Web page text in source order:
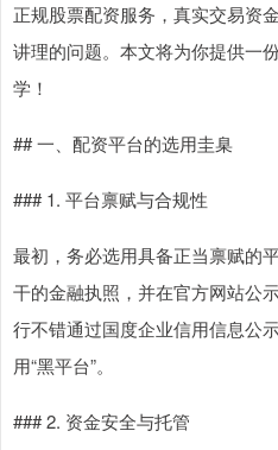
正规股票配资服务，真实交易资
讲理的问题。本文将为你提供一
学！
## 一、配资平台的选用圭臬
### 1. 平台禀赋与合规性
最初，务必选用具备正当禀赋的
干的金融执照，并在官方网站公
行不错通过国度企业信用信息公
用“黑平台”。
### 2. 资金安全与托管